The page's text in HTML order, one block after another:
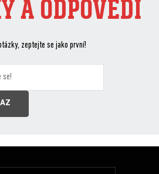
A ODPOVĚDI
zeptejte se jako první!